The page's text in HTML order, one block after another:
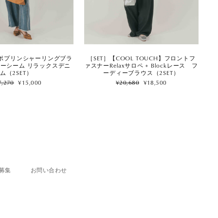
プリンシャーリングブラ
シーム リラックスデニ
ム（2SET）
Sale
¥15,000
［SET］【COOL TOUCH】フロントフ
ァスナーRelaxサロペ + Blockレース フ
ーディーブラウス（2SET）
Regular
¥20,680 Sale
¥18,500
集 お問い合わせ